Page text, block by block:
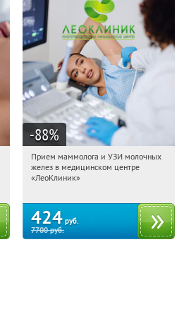
-88%
13:20:35 Купили:144
Тверская
Прием маммолога и УЗИ молочных
желез в медицинском центре
«ЛеоКлиник»
424 руб.
7700руб.